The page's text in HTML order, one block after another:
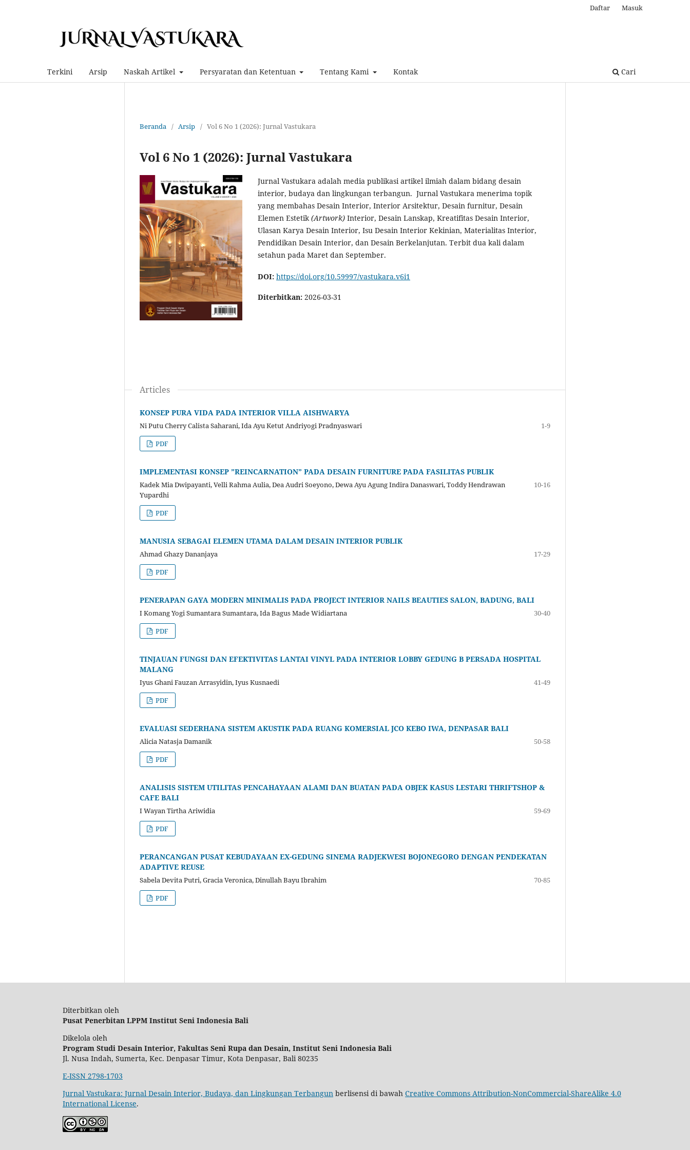
Terkini Arsip Naskah Artikel Persyaratan dan Ketentuan Tentang Kami Kontak Cari
Daftar Masuk
Beranda / Arsip / Vol 6 No 1 (2026): Jurnal Vastukara
Vol 6 No 1 (2026): Jurnal Vastukara
Jurnal Vastukara adalah media publikasi artikel ilmiah dalam bidang desain
interior, budaya dan lingkungan terbangun. Jurnal Vastukara menerima topik
yang membahas Desain Interior, Interior Arsitektur, Desain furnitur, Desain
Elemen Estetik(Artwork) Interior, Desain Lanskap, Kreatifitas Desain Interior,
Ulasan Karya Desain Interior, Isu Desain Interior Kekinian, Materialitas Interior,
Pendidikan Desain Interior, dan Desain Berkelanjutan. Terbit dua kali dalam
setahun pada Maret dan September.
DOI: https://doi.org/10.59997/vastukara.v6i1
Diterbitkan: 2026-03-31
Articles
KONSEP PURA VIDA PADA INTERIOR VILLA AISHWARYA
Ni Putu Cherry Calista Saharani, Ida Ayu Ketut Andriyogi Pradnyaswari
1-9
PDF
IMPLEMENTASI KONSEP ”REINCARNATION” PADA DESAIN FURNITURE PADA FASILITAS PUBLIK
Kadek Mia Dwipayanti, Velli Rahma Aulia, Dea Audri Soeyono, Dewa Ayu Agung Indira Danaswari, Toddy Hendrawan
Yupardhi
10-16
PDF
MANUSIA SEBAGAI ELEMEN UTAMA DALAM DESAIN INTERIOR PUBLIK
Ahmad Ghazy Dananjaya
17-29
PDF
PENERAPAN GAYA MODERN MINIMALIS PADA PROJECT INTERIOR NAILS BEAUTIES SALON, BADUNG, BALI
I Komang Yogi Sumantara Sumantara, Ida Bagus Made Widiartana
30-40
PDF
TINJAUAN FUNGSI DAN EFEKTIVITAS LANTAI VINYL PADA INTERIOR LOBBY GEDUNG B PERSADA HOSPITAL
MALANG
Iyus Ghani Fauzan Arrasyidin, Iyus Kusnaedi
41-49
PDF
EVALUASI SEDERHANA SISTEM AKUSTIK PADA RUANG KOMERSIAL JCO KEBO IWA, DENPASAR BALI
Alicia Natasja Damanik
50-58
PDF
ANALISIS SISTEM UTILITAS PENCAHAYAAN ALAMI DAN BUATAN PADA OBJEK KASUS LESTARI THRIFTSHOP &
CAFE BALI
I Wayan Tirtha Ariwidia
59-69
PDF
PERANCANGAN PUSAT KEBUDAYAAN EX-GEDUNG SINEMA RADJEKWESI BOJONEGORO DENGAN PENDEKATAN
ADAPTIVE REUSE
Sabela Devita Putri, Gracia Veronica, Dinullah Bayu Ibrahim
70-85
PDF
Diterbitkan oleh
Pusat Penerbitan LPPM Institut Seni Indonesia Bali
Dikelola oleh
Program Studi Desain Interior, Fakultas Seni Rupa dan Desain, Institut Seni Indonesia Bali
Jl. Nusa Indah, Sumerta, Kec. Denpasar Timur, Kota Denpasar, Bali 80235
E-ISSN 2798-1703
Jurnal Vastukara: Jurnal Desain Interior, Budaya, dan Lingkungan Terbangun berlisensi di bawah Creative Commons Attribution-NonCommercial-ShareAlike 4.0
International License.